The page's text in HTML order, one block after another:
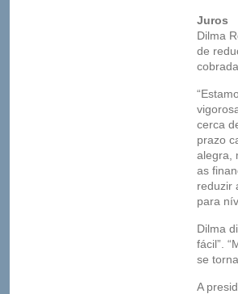
Juros
Dilma
de
cerca
prazo
alegra,
as
reduzir
para
Dilma
fácil”.
se
A